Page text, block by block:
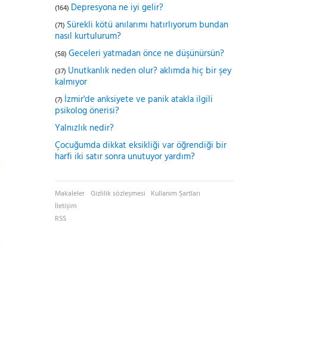
(164) Depresyona ne iyi gelir?
(71) Sürekli kötü anılarımı hatırlıyorum bundan
nasıl kurtulurum?
(58) Geceleri yatmadan önce ne düşünürsün?
(37) Unutkanlık neden olur? aklımda hiç bir şey
kalmıyor
(7) İzmir'de anksiyete ve panik atakla ilgili
psikolog önerisi?
Yalnızlık nedir?
Çocuğumda dikkat eksikliği var öğrendiği bir
harfi iki satır sonra unutuyor yardım?
Makaleler Gizlilik sözleşmesi Kullanım Şartları
İletişim
RSS